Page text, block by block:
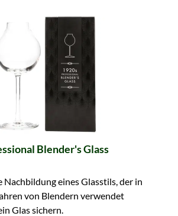
Blender's Glass
Nachbildung eines Glasstils, der in
von Blendern verwendet
Glas sichern.